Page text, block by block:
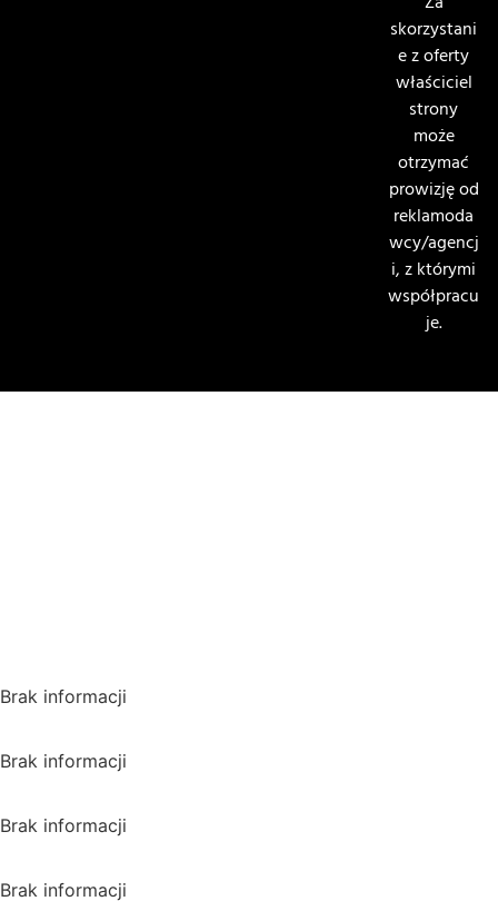
skorzystani
e z oferty
właściciel
strony
może
otrzymać
prowizję od
reklamoda
wcy/agencj
i, z którymi
współpracu
je.
Brak informacji
Brak informacji
Brak informacji
Brak informacji